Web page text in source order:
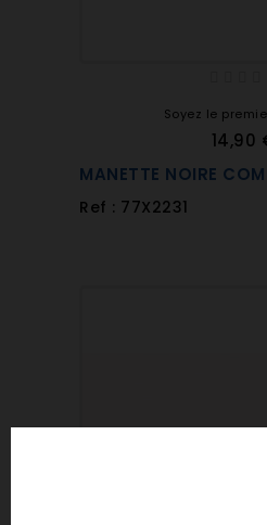
Soyez le
14,90
MANETTE NOIRE
Ref : 77X2231